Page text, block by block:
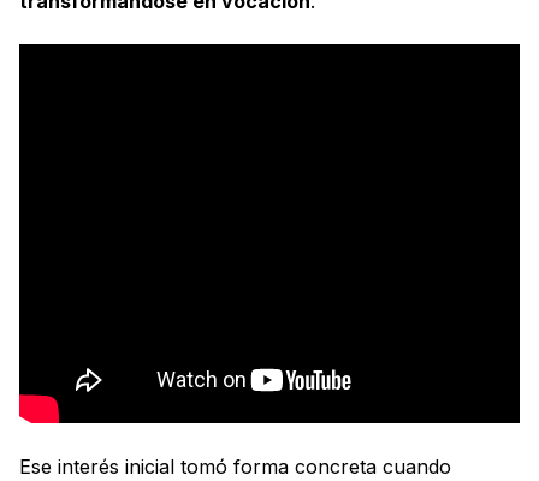
Ese interés inicial tomó forma concreta cuando